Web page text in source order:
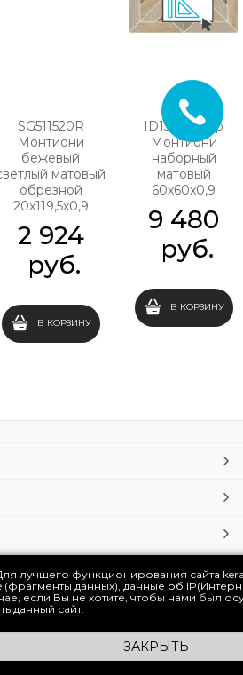
SG511520R
Монтиони
бежевый
матовый
обрезной
20х119,5x0,9
2 924
руб.
В КОРЗИНУ
ID132 Декор
Монтиони
наборный
матовый
60x60x0,9
9 480
руб.
В КОРЗИНУ
версия сайта
лучшего функционирования сайта
(фрагменты данных), данные об
если Вы не хотите, чтобы нами был
данный сайт.
ЗАКРЫТЬ